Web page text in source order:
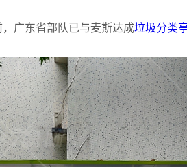
广东省部队已与麦斯达成垃圾分类